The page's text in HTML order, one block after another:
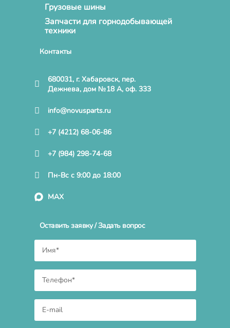
Грузовые шины
Запчасти для горнодобывающей
техники
Контакты
680031, г. Хабаровск, пер.
Дежнева, дом №18 А, оф. 333
info@novusparts.ru
+7 (4212) 68-06-86
+7 (984) 298-74-68
Пн-Вс с 9:00 до 18:00
MAX
Оставить заявку / Задать вопрос